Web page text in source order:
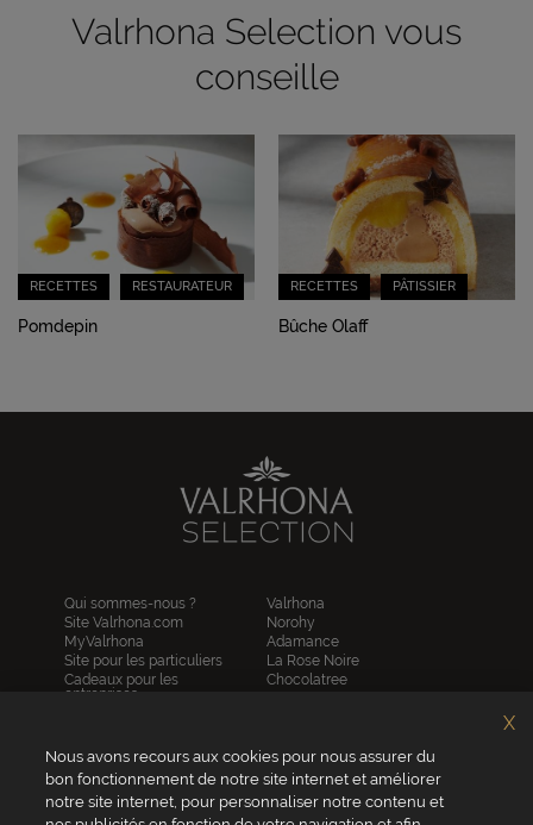
Valrhona Selection vous
conseille
RECETTES RESTAURATEUR
Pomdepin
RECETTES PÂTISSIER
Bûche Olaff
Qui sommes-nous ?
Site Valrhona.com
MyValrhona
Site pour les particuliers
Cadeaux pour les
entreprises
Contactez-nous
Valrhona
Norohy
Adamance
La Rose Noire
Chocolatree
Republica del cacao
Service client
Nous avons recours aux cookies pour nous assurer du
bon fonctionnement de notre site internet et améliorer
notre site internet, pour personnaliser notre contenu et
X